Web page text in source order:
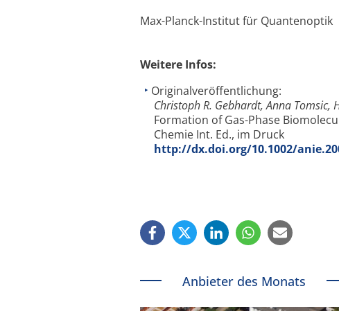
Max-Planck-Institut für Quantenoptik
Weitere Infos:
Originalveröffentlichung:
Christoph R. Gebhardt, Anna
Formation of Gas-Phase
Chemie Int. Ed., im Druck
http://dx.doi.org/10.1002/
Anbieter des Monats